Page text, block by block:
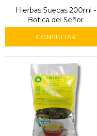
Hierbas Suecas 200ml -
Botica del Señor